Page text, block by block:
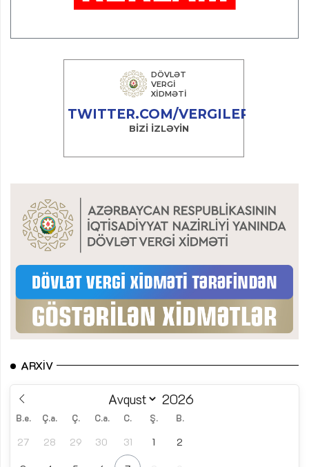
ARXIV
B.e. Ç.a. Ç. C.a. C. Ş. B.
27 28 29 30 31 1 2